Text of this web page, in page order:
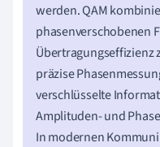
werden. QAM
phasenverschobenen
Übertragungseffizienz
präzise
verschlüsselte
Amplituden- und
In modernen